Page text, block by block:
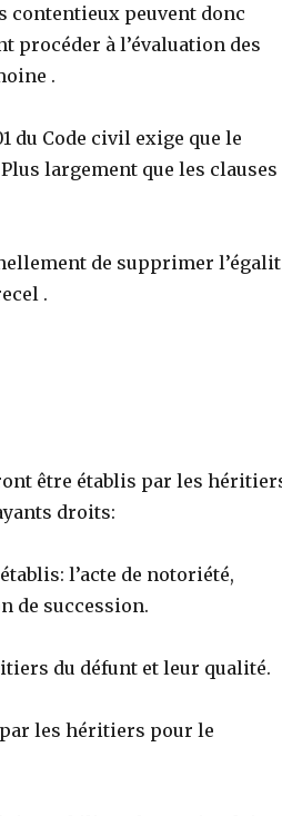
contentieux peuvent donc
procéder à l’évaluation des
.
du Code civil exige que le
largement que les clauses
de supprimer
.
être établis par les
droits:
l’acte de notoriété,
de succession.
du défunt et leur qualité.
les héritiers pour le